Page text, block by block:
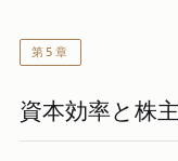
第5章
資本効率と株